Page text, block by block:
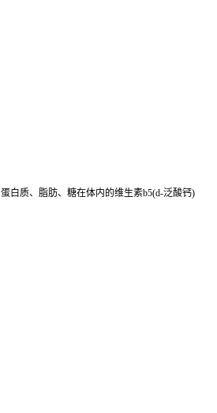
白质、脂肪、糖在体内的维生素b5(d-泛酸钙)